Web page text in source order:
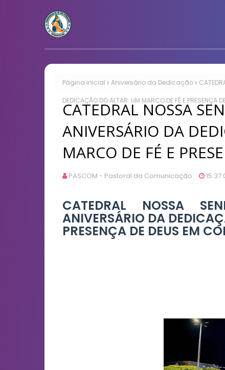
Página inicial Aniversário da Dedicação
DEDICAÇÃO DO ALTAR: UM MARCO DE FÉ E PRESENÇA
CATEDRAL NOSSA
ANIVERSÁRIO DA
MARCO DE FÉ E
PASCOM - Pastoral da Comunicação
CATEDRAL NOSSA
ANIVERSÁRIO DA
PRESENÇA DE DEUS EM